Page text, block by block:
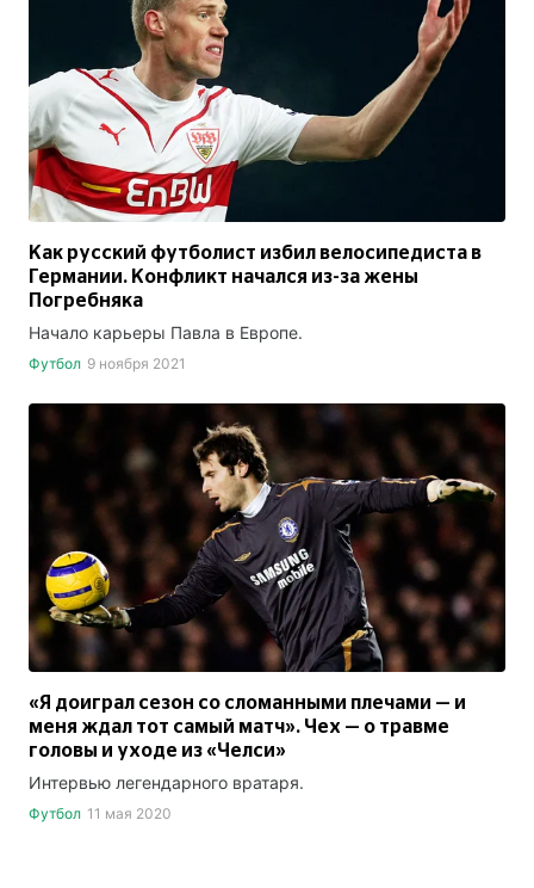
Как русский футболист избил велосипедиста в
Германии. Конфликт начался из-за жены
Погребняка
Начало карьеры Павла в Европе.
Футбол 9 ноября 2021
«Я доиграл сезон со сломанными плечами — и
меня ждал тот самый матч». Чех — о травме
головы и уходе из «Челси»
Интервью легендарного вратаря.
Футбол 11 мая 2020